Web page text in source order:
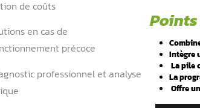
application de gestion des accès
4. Systèmes de sécurité et contrôle
4.1. Système anti-démarrage et